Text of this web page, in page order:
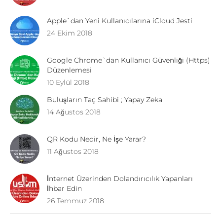
Apple`dan Yeni Kullanıcılarına iCloud Jesti
24 Ekim 2018
Google Chrome`dan Kullanıcı Güvenliği (Https)
Düzenlemesi
10 Eylül 2018
Buluşların Taç Sahibi ; Yapay Zeka
14 Ağustos 2018
QR Kodu Nedir, Ne İşe Yarar?
11 Ağustos 2018
İnternet Üzerinden Dolandırıcılık Yapanları
İhbar Edin
26 Temmuz 2018